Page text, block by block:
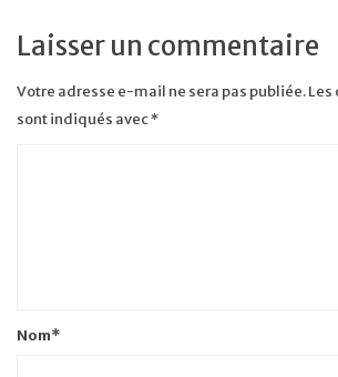
Laisser un commentaire
Votre adresse e-mail ne sera pas publiée.Les
sont indiqués avec*
Nom*